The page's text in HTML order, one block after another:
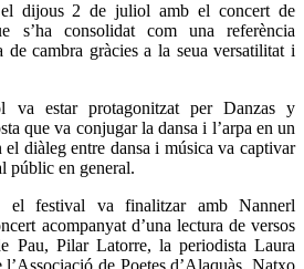
dijous 2 de juliol amb el concert de
s’ha consolidat com una referència
de cambra gràcies a la seua versatilitat i
estar protagonitzat per Danzas y
que va conjugar la dansa i l’arpa en un
diàleg entre dansa i música va captivar
públic en general.
festival va finalitzar amb Nannerl
acompanyat d’una lectura de versos
Pau, Pilar Latorre, la periodista Laura